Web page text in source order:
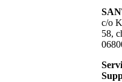
c/o
58,